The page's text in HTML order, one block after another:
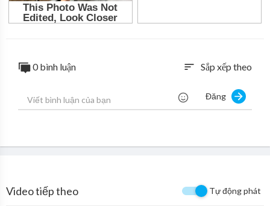
0 bình luận sort Sắp xếp theo
Đăng
Video tiếp theo Tự động phát